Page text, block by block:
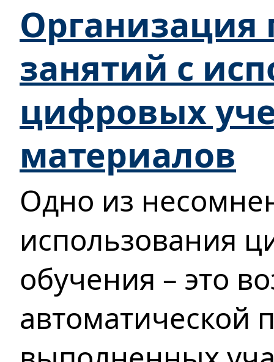
Организация
занятий с
цифровых
материалов
Одно из
использования
обучения – это
автоматической